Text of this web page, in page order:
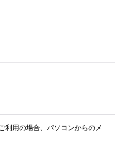
利用の場合、パソコンからのメ